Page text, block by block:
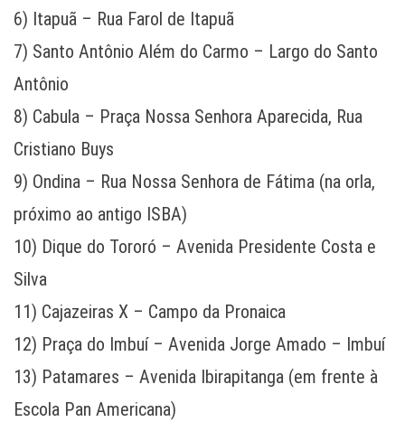
6) Itapuã – Rua Farol de Itapuã
7) Santo Antônio Além do Carmo – Largo do Santo
Antônio
8) Cabula – Praça Nossa Senhora Aparecida, Rua
Cristiano Buys
9) Ondina – Rua Nossa Senhora de Fátima (na orla,
próximo ao antigo ISBA)
10) Dique do Tororó – Avenida Presidente Costa e
Silva
11) Cajazeiras X – Campo da Pronaica
12) Praça do Imbuí – Avenida Jorge Amado – Imbuí
13) Patamares – Avenida Ibirapitanga (em frente à
Escola Pan Americana)